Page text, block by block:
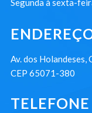
Segunda à sexta-
Av. dos Holandeses,
CEP 65071-380